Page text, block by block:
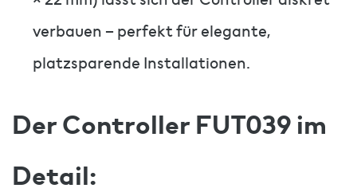
verbauen – perfekt für elegante,
platzsparende Installationen.
Der Controller FUT039 im
Detail: